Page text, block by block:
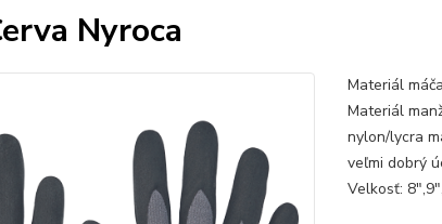
Nyroca
Materiál
Materiál
nylon/lycra
veľmi dobrý
Velkosť: